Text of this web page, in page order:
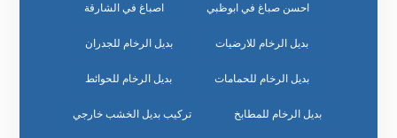
احسن صباغ في ابوظبي اصباغ في الشارقة
بديل الرخام للارضيات بديل الرخام للجدران
بديل الرخام للحمامات بديل الرخام للحوائط
بديل الرخام للمطابخ تركيب بديل الخشب خارجي